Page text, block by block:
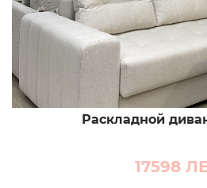
Раскладной
17598